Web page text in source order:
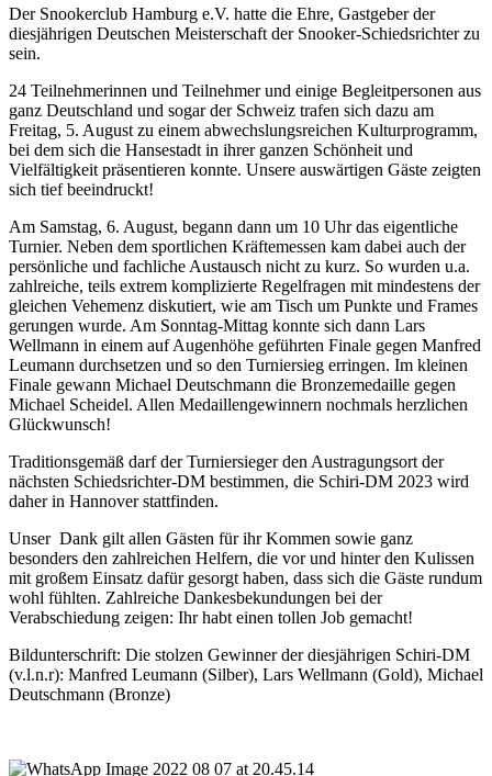
Der Snookerclub Hamburg e.V. hatte die Ehre, Gastgeber der
diesjährigen Deutschen Meisterschaft der Snooker-Schiedsrichter zu
sein.
24 Teilnehmerinnen und Teilnehmer und einige Begleitpersonen aus
ganz Deutschland und sogar der Schweiz trafen sich dazu am
Freitag, 5. August zu einem abwechslungsreichen Kulturprogramm,
bei dem sich die Hansestadt in ihrer ganzen Schönheit und
Vielfältigkeit präsentieren konnte. Unsere auswärtigen Gäste zeigten
sich tief beeindruckt!
Am Samstag, 6. August, begann dann um 10 Uhr das eigentliche
Turnier. Neben dem sportlichen Kräftemessen kam dabei auch der
persönliche und fachliche Austausch nicht zu kurz. So wurden u.a.
zahlreiche, teils extrem komplizierte Regelfragen mit mindestens der
gleichen Vehemenz diskutiert, wie am Tisch um Punkte und Frames
gerungen wurde. Am Sonntag-Mittag konnte sich dann Lars
Wellmann in einem auf Augenhöhe geführten Finale gegen Manfred
Leumann durchsetzen und so den Turniersieg erringen. Im kleinen
Finale gewann Michael Deutschmann die Bronzemedaille gegen
Michael Scheidel. Allen Medaillengewinnern nochmals herzlichen
Glückwunsch!
Traditionsgemäß darf der Turniersieger den Austragungsort der
nächsten Schiedsrichter-DM bestimmen, die Schiri-DM 2023 wird
daher in Hannover stattfinden.
Unser Dank gilt allen Gästen für ihr Kommen sowie ganz
besonders den zahlreichen Helfern, die vor und hinter den Kulissen
mit großem Einsatz dafür gesorgt haben, dass sich die Gäste rundum
wohl fühlten. Zahlreiche Dankesbekundungen bei der
Verabschiedung zeigen: Ihr habt einen tollen Job gemacht!
Bildunterschrift: Die stolzen Gewinner der diesjährigen Schiri-DM
(v.l.n.r): Manfred Leumann (Silber), Lars Wellmann (Gold), Michael
Deutschmann (Bronze)